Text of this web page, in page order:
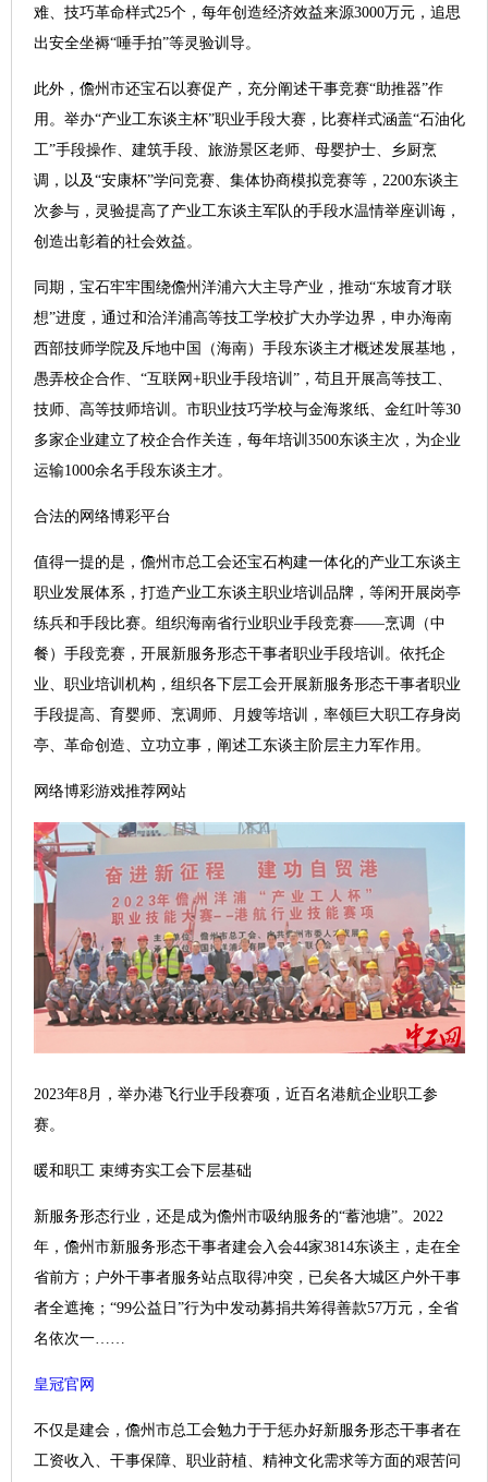
难、技巧革命样式25个，每年创造经济效益来源3000万元，追思
出安全坐褥“唾手拍”等灵验训导。
此外，儋州市还宝石以赛促产，充分阐述干事竞赛“助推器”作
用。举办“产业工东谈主杯”职业手段大赛，比赛样式涵盖“石油化
工”手段操作、建筑手段、旅游景区老师、母婴护士、乡厨烹
调，以及“安康杯”学问竞赛、集体协商模拟竞赛等，2200东谈主
次参与，灵验提高了产业工东谈主军队的手段水温情举座训诲，
创造出彰着的社会效益。
同期，宝石牢牢围绕儋州洋浦六大主导产业，推动“东坡育才联
想”进度，通过和洽洋浦高等技工学校扩大办学边界，申办海南
西部技师学院及斥地中国（海南）手段东谈主才概述发展基地，
愚弄校企合作、“互联网+职业手段培训”，苟且开展高等技工、
技师、高等技师培训。市职业技巧学校与金海浆纸、金红叶等30
多家企业建立了校企合作关连，每年培训3500东谈主次，为企业
运输1000余名手段东谈主才。
合法的网络博彩平台
值得一提的是，儋州市总工会还宝石构建一体化的产业工东谈主
职业发展体系，打造产业工东谈主职业培训品牌，等闲开展岗亭
练兵和手段比赛。组织海南省行业职业手段竞赛——烹调（中
餐）手段竞赛，开展新服务形态干事者职业手段培训。依托企
业、职业培训机构，组织各下层工会开展新服务形态干事者职业
手段提高、育婴师、烹调师、月嫂等培训，率领巨大职工存身岗
亭、革命创造、立功立事，阐述工东谈主阶层主力军作用。
网络博彩游戏推荐网站
2023年8月，举办港飞行业手段赛项，近百名港航企业职工参
赛。
暖和职工 束缚夯实工会下层基础
新服务形态行业，还是成为儋州市吸纳服务的“蓄池塘”。2022
年，儋州市新服务形态干事者建会入会44家3814东谈主，走在全
省前方；户外干事者服务站点取得冲突，已矣各大城区户外干事
者全遮掩；“99公益日”行为中发动募捐共筹得善款57万元，全省
名依次一……
皇冠官网
不仅是建会，儋州市总工会勉力于于惩办好新服务形态干事者在
工资收入、干事保障、职业莳植、精神文化需求等方面的艰苦问